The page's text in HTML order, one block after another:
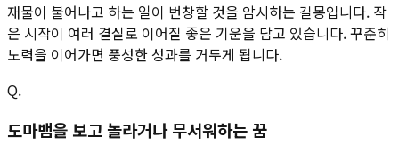
재물이 불어나고 하는 일이 번창할 것을 암시하는 길몽입니다. 작
은 시작이 여러 결실로 이어질 좋은 기운을 담고 있습니다. 꾸준히
노력을 이어가면 풍성한 성과를 거두게 됩니다.
Q.
도마뱀을 보고 놀라거나 무서워하는 꿈